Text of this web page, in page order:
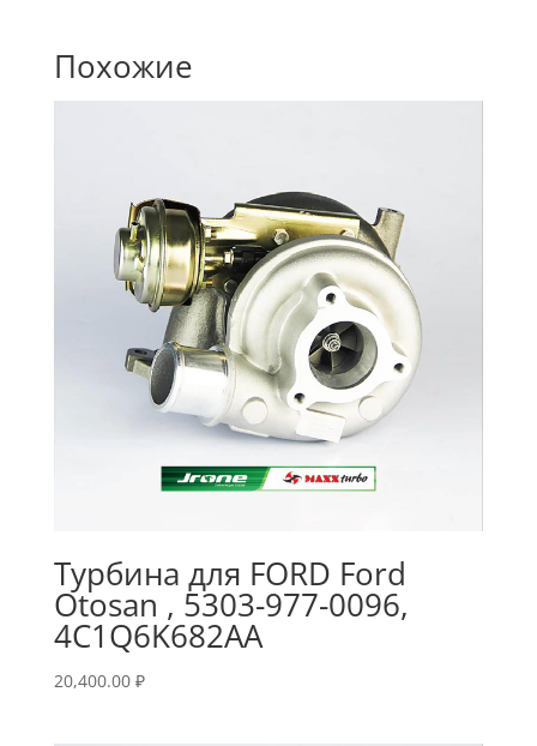
Похожие
Турбина для FORD Ford
Otosan , 5303-977-0096,
4C1Q6K682AA
20,400.00 ₽